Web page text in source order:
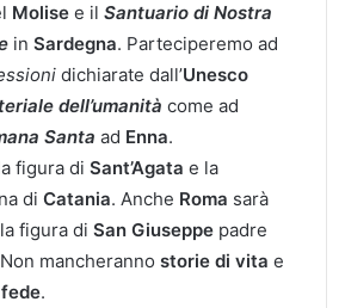
Molise e il Santuario di Nostra
in Sardegna. Parteciperemo ad
dichiarate dall’Unesco
dell’umanità come ad
Santa ad Enna.
figura di Sant’Agata e la
di Catania. Anche Roma sarà
figura di San Giuseppe padre
mancheranno storie di vita e
fede.